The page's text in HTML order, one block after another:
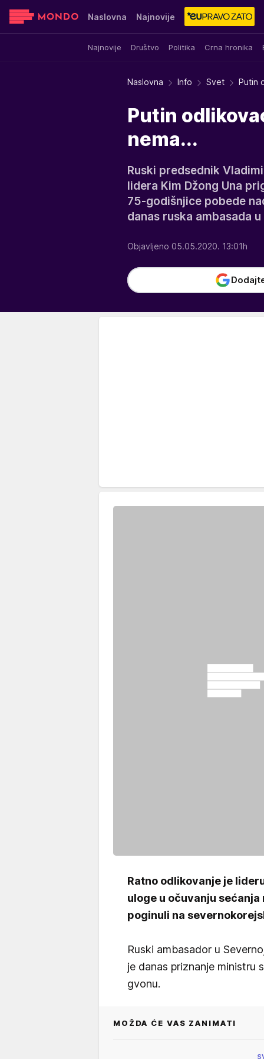
Naslovna Najnovije
Najnovije Društvo Politika Crna hronika
Sensa Stvar ukusa Yumama
Naslovna Info Svet Putin
Putin
nema...
Ruski predsednik
lidera Kim Džong Una
75-godišnjice pobede
danas ruska ambasada
Objavljeno 05.05.2020. 13:01h
Ratno odlikovanje je
uloge u očuvanju
poginuli na
Ruski ambasador u
je danas priznanje ministru
gvonu.
MOŽDA ĆE VAS ZANIMATI